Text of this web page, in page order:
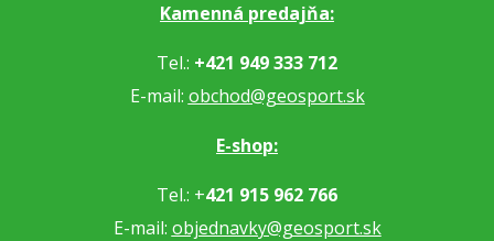
Kamenná predajňa:
Tel.: +421 949 333 712
E-mail: obchod@geosport.sk
E-shop:
Tel.: +421 915 962 766
E-mail: objednavky@geosport.sk